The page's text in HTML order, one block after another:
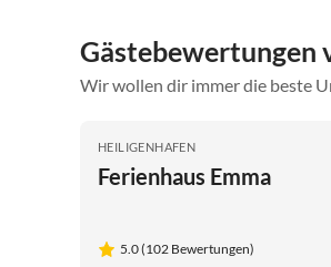
Gästebewertungen
Wir wollen dir immer die beste
HEILIGENHAFEN
Ferienhaus Emma
5.0 (102 Bewertungen)